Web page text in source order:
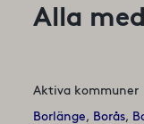
Alla
Aktiva kommuner
Borlänge
Borås